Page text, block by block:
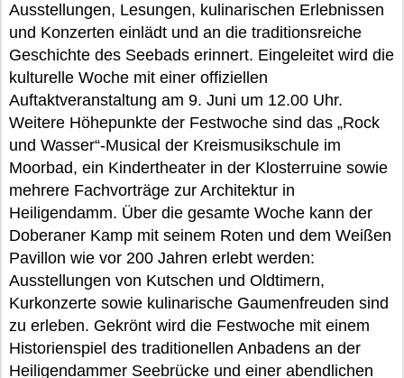
Ausstellungen, Lesungen, kulinarischen Erlebnissen
und Konzerten einlädt und an die traditionsreiche
Geschichte des Seebads erinnert. Eingeleitet wird die
kulturelle Woche mit einer offiziellen
Auftaktveranstaltung am 9. Juni um 12.00 Uhr.
Weitere Höhepunkte der Festwoche sind das „Rock
und Wasser“-Musical der Kreismusikschule im
Moorbad, ein Kindertheater in der Klosterruine sowie
mehrere Fachvorträge zur Architektur in
Heiligendamm. Über die gesamte Woche kann der
Doberaner Kamp mit seinem Roten und dem Weißen
Pavillon wie vor 200 Jahren erlebt werden:
Ausstellungen von Kutschen und Oldtimern,
Kurkonzerte sowie kulinarische Gaumenfreuden sind
zu erleben. Gekrönt wird die Festwoche mit einem
Historienspiel des traditionellen Anbadens an der
Heiligendammer Seebrücke und einer abendlichen